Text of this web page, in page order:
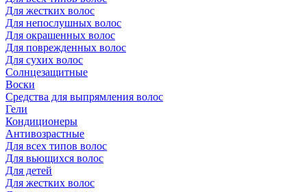
Для жестких волос
Для непослушных волос
Для окрашенных волос
Для поврежденных волос
Для сухих волос
Солнцезащитные
Воски
Средства для выпрямления волос
Гели
Кондиционеры
Антивозрастные
Для всех типов волос
Для вьющихся волос
Для детей
Для жестких волос